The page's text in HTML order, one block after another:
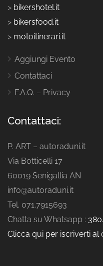
> bikershotel.it
> bikersfood.it
> motoitinerari.it
Aggiungi Evento
Contattaci
F.A.Q. – Privacy
Contattaci:
P. ART – autoraduni.it
Via Botticelli 17
60019 Senigallia AN
info@autoraduni.it
Tel. 071.7915693
Chatta su Whatsapp :
Clicca qui per iscriverti al